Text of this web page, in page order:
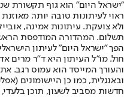
"ישראל היום" הוא גוף תקשורת
ראוי לעיתונות טובה יותר,
ולא צועקת. עיתונות אמינה,
הפך "ישראל היום" לעיתון
חול. מו"ל העיתון היא ד"ר מרים
והעורך המייסד הוא עמוס רגב.
חדשות מסביב לשעון, תוכן בלעדי,